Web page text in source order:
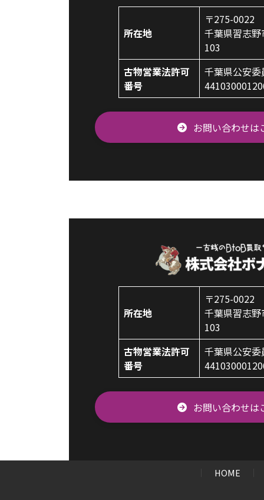
所在地
〒275-0022
千葉県習志
103
古物営業法許可
番号
千葉県公安委
お問い合わせは
所在地
〒275-0022
千葉県習志
103
古物営業法許可
番号
千葉県公安委
お問い合わせは
HOME